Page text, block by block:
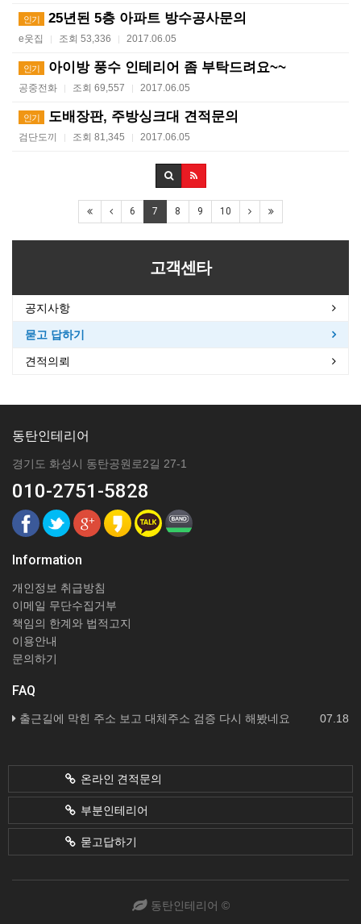
인기 25년된 5층 아파트 방수공사문의
e웃집 | 조회 53,336 | 2017.06.05
인기 아이방 풍수 인테리어 좀 부탁드려요~~
공중전화 | 조회 69,557 | 2017.06.05
인기 도배장판, 주방싱크대 견적문의
검단도끼 | 조회 81,345 | 2017.06.05
6 7 8 9 10
고객센타
공지사항
묻고 답하기
견적의뢰
동탄인테리어
경기도 화성시 동탄공원로2길 27-1
010-2751-5828
Information
개인정보 취급방침
이메일 무단수집거부
책임의 한계와 법적고지
이용안내
문의하기
FAQ
07.18
출근길에 막힌 주소 보고 대체주소 검증 다시 해봤네요
온라인 견적문의
부분인테리어
묻고답하기
동탄인테리어 ©